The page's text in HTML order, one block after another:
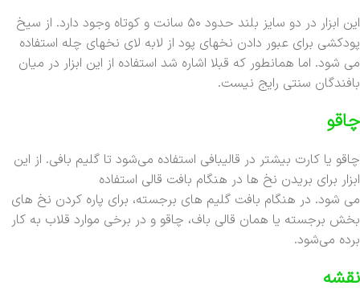
این ابزار در دو سایز بلند حدود ۵۰ سانت و کوتاه وجود دارد. از سیخ
پودکشی برای عبور دادن نخهای پود از لابه لای نخهای چله استفاده
می شود. اما همانطور که قبلا اشاره شد استفاده از این ابزار در میان
بافندگان سنتی رایج نیست.
چاقو
چاقو یا کارت بیشتر در قالیبافی استفاده می‌شود تا گلیم بافی. از این
ابزار برای بریدن نخ ها در هنگام بافت قالی استفاده
می شود. در هنگام بافت گلیم های برجسته، برای پاره کردن نخ های
بخش برجسته یا همان قالی باف، چاقو و در برخی موارد قلاب به کار
برده می‌شود.
نقشه